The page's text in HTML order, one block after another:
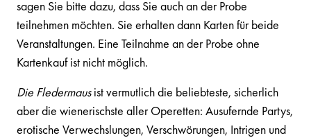
sagen Sie bitte dazu, dass Sie auch an der Probe
teilnehmen möchten. Sie erhalten dann Karten für beide
Veranstaltungen. Eine Teilnahme an der Probe ohne
Kartenkauf ist nicht möglich.
Die Fledermausist vermutlich die beliebteste, sicherlich
aber die wienerischste aller Operetten: Ausufernde Partys,
erotische Verwechslungen, Verschwörungen, Intrigen und